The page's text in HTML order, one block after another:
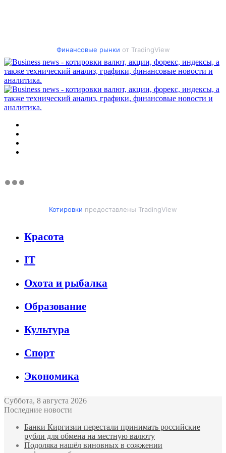
Финансовые рынки от TradingView
Котировки предоставлены TradingView
Красота
IT
Охота и рыбалка
Образование
Культура
Спорт
Экономика
Суббота, 8 августа 2026
Последние новости
Банки Киргизии перестали принимать российские
рубли для обмена на местную валюту
Подоляка нашёл виновных в сожжении